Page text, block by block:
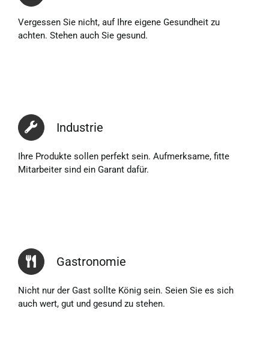
Vergessen Sie nicht, auf Ihre eigene Gesundheit zu
achten. Stehen auch Sie gesund.
Industrie
Ihre Produkte sollen perfekt sein. Aufmerksame, fitte
Mitarbeiter sind ein Garant dafür.
Gastronomie
Nicht nur der Gast sollte König sein. Seien Sie es sich
auch wert, gut und gesund zu stehen.